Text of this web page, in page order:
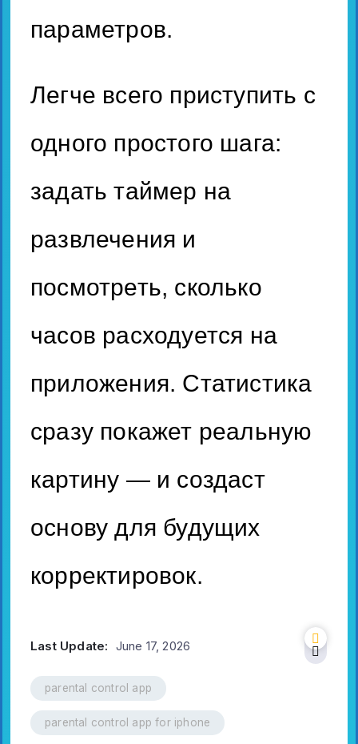
параметров.
Легче всего приступить с
одного простого шага:
задать таймер на
развлечения и
посмотреть, сколько
часов расходуется на
приложения. Статистика
сразу покажет реальную
картину — и создаст
основу для будущих
корректировок.
Last Update: June 17, 2026
parental control app
parental control app for iphone